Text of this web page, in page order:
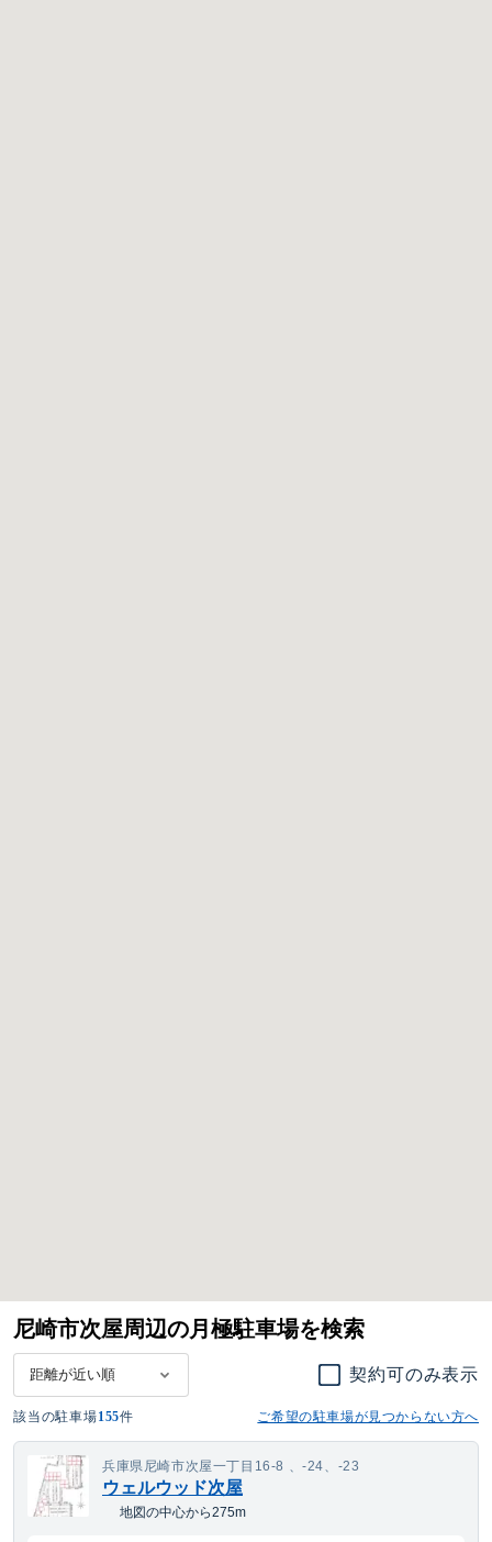
尼崎市次屋周辺の月極駐車場を検索
契約可のみ表示
該当の駐車場155件 ご希望の駐車場が見つからない方へ
兵庫県尼崎市次屋一丁目16-8 、-24、-23
ウェルウッド次屋
地図の中心から275m